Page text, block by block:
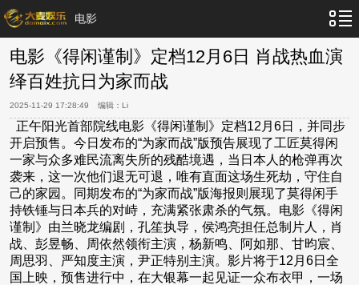
电影
电影《得闲谨制》定档12月6日 肖战热血演
绎百姓抗日为家而战
2025-11-29 17:28:49 编辑： Li
正午阳光首部院线电影《得闲谨制》定档12月6日，并同步
开启预售。今日发布的“为家而战”版预告展现了工匠莫得闲
一家与众多难民流离失所的残酷境遇，当日本人的枪弹再次
袭来，这一次他们退无可退，唯有直面这场生死劫，守住自
己的家园。同期发布的“为家而战”版海报则展现了莫得闲手
持铁锤与日本兵的对峙，充满紧张肃杀的气氛。电影《得闲
谨制》由兰晓龙编剧，孔笙执导，侯鸿亮担任总制片人，肖
战、彭昱畅、周依然领衔主演，杨新鸣、阿如那、甘昀宸、
周思羽、严知度主演，尹正特别主演。影片将于12月6日全
国上映，预售进行中，在大银幕一起见证一众布衣甲，一场